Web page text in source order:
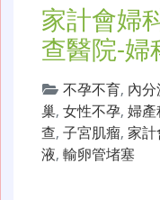
家計會婦
查醫院-婦
不孕不育, 內
巢, 女性不孕, 婦
查, 子宮肌瘤, 家計
液, 輸卵管堵塞